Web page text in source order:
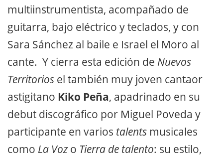
multiinstrumentista, acompañado de
guitarra, bajo eléctrico y teclados, y con
Sara Sánchez al baile e Israel el Moro al
cante. Y cierra esta edición de Nuevos
Territorios el también muy joven cantaor
astigitano Kiko Peña, apadrinado en su
debut discográfico por Miguel Poveda y
participante en varios talents musicales
como La Voz o Tierra de talento: su estilo,